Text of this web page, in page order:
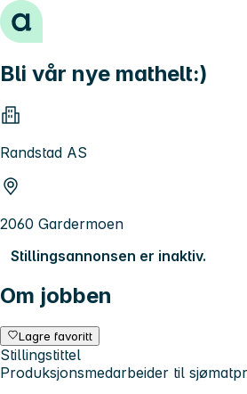
Hopp til innhold
Bli vår nye mathelt:)
Randstad AS
2060 Gardermoen
Stillingsannonsen er inaktiv.
Om jobben
Lagre favoritt
Stillingstittel
Produksjonsmedarbeider til